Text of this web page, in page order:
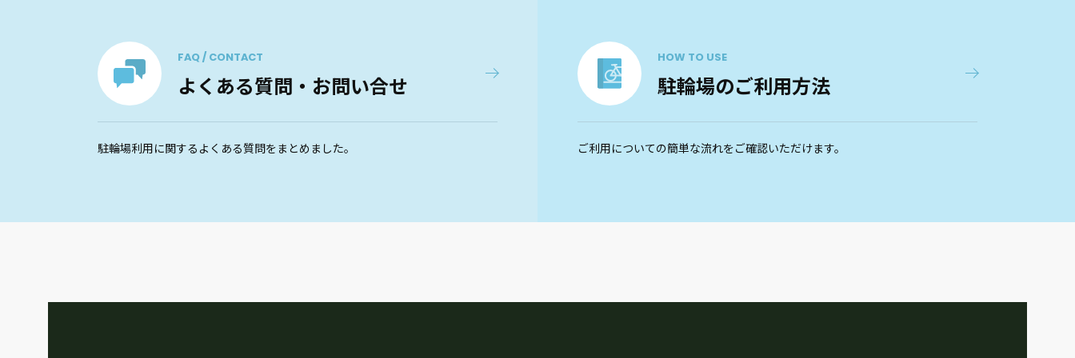
FAQ / CONTACT
よくある質問・お問い合せ
駐輪場利用に関するよくある質問をまとめました。
HOW TO USE
駐輪場のご利用方法
ご利用についての簡単な流れをご確認いただけます。